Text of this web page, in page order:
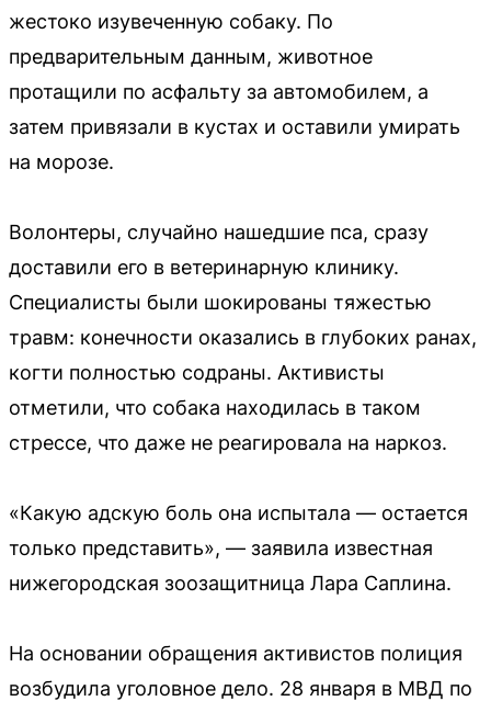
жестоко изувеченную собаку. По
предварительным данным, животное
протащили по асфальту за автомобилем, а
затем привязали в кустах и оставили умирать
на морозе.
Волонтеры, случайно нашедшие пса, сразу
доставили его в ветеринарную клинику.
Специалисты были шокированы тяжестью
травм: конечности оказались в глубоких ранах,
когти полностью содраны. Активисты
отметили, что собака находилась в таком
стрессе, что даже не реагировала на наркоз.
«Какую адскую боль она испытала — остается
только представить», — заявила известная
нижегородская зоозащитница Лара Саплина.
На основании обращения активистов полиция
возбудила уголовное дело. 28 января в МВД по